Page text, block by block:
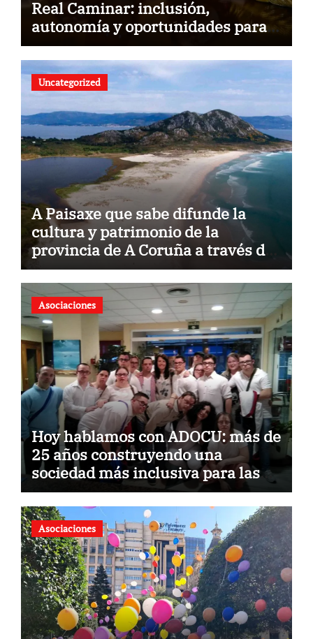
Real Caminar: inclusión,
autonomía y oportunidades para
construir un futuro sin barreras
Uncategorized
A Paisaxe que sabe difunde la
cultura y patrimonio de la
provincia de A Coruña a través de
su gastronomía
Asociaciones
Hoy hablamos con ADOCU: más de
25 años construyendo una
sociedad más inclusiva para las
personas con síndrome de Down
Asociaciones